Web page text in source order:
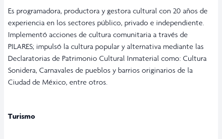
Es programadora, productora y gestora cultural con 20 años de
experiencia en los sectores público, privado e independiente.
Implementó acciones de cultura comunitaria a través de
PILARES; impulsó la cultura popular y alternativa mediante las
Declaratorias de Patrimonio Cultural Inmaterial como: Cultura
Sonidera, Carnavales de pueblos y barrios originarios de la
Ciudad de México, entre otros.
Turismo